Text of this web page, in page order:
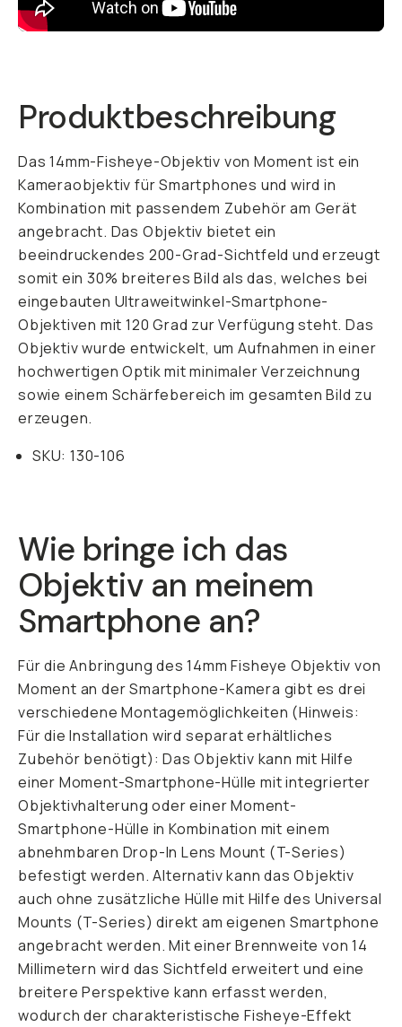
Produktbeschreibung
Das 14mm-Fisheye-Objektiv von Moment ist ein
Kameraobjektiv für Smartphones und wird in
Kombination mit passendem Zubehör am Gerät
angebracht. Das Objektiv bietet ein
beeindruckendes 200-Grad-Sichtfeld und erzeugt
somit ein 30% breiteres Bild als das, welches bei
eingebauten Ultraweitwinkel-Smartphone-
Objektiven mit 120 Grad zur Verfügung steht. Das
Objektiv wurde entwickelt, um Aufnahmen in einer
hochwertigen Optik mit minimaler Verzeichnung
sowie einem Schärfebereich im gesamten Bild zu
erzeugen.
SKU: 130-106
Wie bringe ich das
Objektiv an meinem
Smartphone an?
Für die Anbringung des 14mm Fisheye Objektiv von
Moment an der Smartphone-Kamera gibt es drei
verschiedene Montagemöglichkeiten (Hinweis:
Für die Installation wird separat erhältliches
Zubehör benötigt): Das Objektiv kann mit Hilfe
einer Moment-Smartphone-Hülle mit integrierter
Objektivhalterung oder einer Moment-
Smartphone-Hülle in Kombination mit einem
abnehmbaren Drop-In Lens Mount (T-Series)
befestigt werden. Alternativ kann das Objektiv
auch ohne zusätzliche Hülle mit Hilfe des Universal
Mounts (T-Series) direkt am eigenen Smartphone
angebracht werden. Mit einer Brennweite von 14
Millimetern wird das Sichtfeld erweitert und eine
breitere Perspektive kann erfasst werden,
wodurch der charakteristische Fisheye-Effekt
Already a member? Log in